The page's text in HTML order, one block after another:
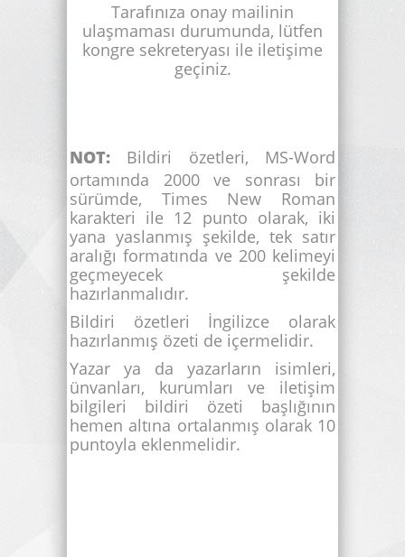
Tarafınıza onay mailinin
ulaşmaması durumunda, lütfen
kongre sekreteryası ile iletişime
geçiniz.
NOT: Bildiri özetleri, MS-Word
ortamında 2000 ve sonrası bir
sürümde, Times New Roman
karakteri ile 12 punto olarak, iki
yana yaslanmış şekilde, tek satır
aralığı formatında ve 200 kelimeyi
geçmeyecek şekilde
hazırlanmalıdır.
Bildiri özetleri İngilizce olarak
hazırlanmış özeti de içermelidir.
Yazar ya da yazarların isimleri,
ünvanları, kurumları ve iletişim
bilgileri bildiri özeti başlığının
hemen altına ortalanmış olarak 10
puntoyla eklenmelidir.